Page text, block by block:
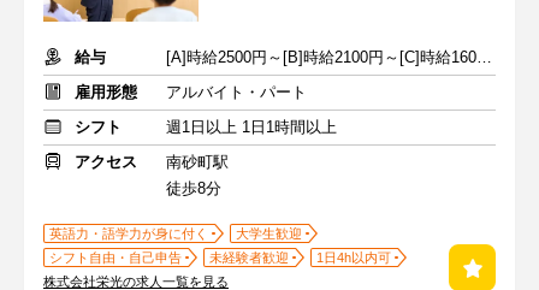
給与
[A]時給2500円～[B]時給2100円～[C]時給1600円～ ※生徒数による
雇用形態
アルバイト・パート
シフト
週1日以上 1日1時間以上
アクセス
南砂町駅
徒歩8分
英語力・語学力が身に付く
大学生歓迎
シフト自由・自己申告
未経験者歓迎
1日4h以内可
株式会社栄光の求人一覧を見る